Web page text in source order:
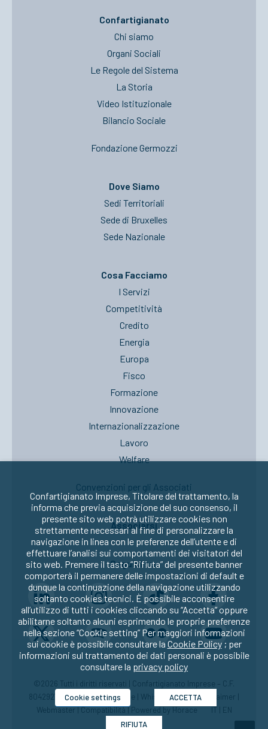
Confartigianato
Chi siamo
Organi Sociali
Le Regole del Sistema
La Storia
Video Istituzionale
Bilancio Sociale
Fondazione Germozzi
Dove Siamo
Sedi Territoriali
Sede di Bruxelles
Sede Nazionale
Cosa Facciamo
I Servizi
Competitività
Credito
Energia
Europa
Fisco
Formazione
Innovazione
Internazionalizzazione
Lavoro
Welfare
Convenzioni per gli Associati
Associarsi
Seguici su:
©2026 Tutti i diritti riservati | Confartigianato Imprese – C.F.
80429270582 |Privacy|Cookie Whistleblowing|Disclaimer
Webmaster|Compatibilità| Powered by Horace IT EN
Confartigianato Imprese, Titolare del trattamento, la
informa che previa acquisizione del suo consenso, il
presente sito web potrà utilizzare cookies non
strettamente necessari al fine di personalizzare la
navigazione in linea con le preferenze dell’utente e di
effettuare l’analisi sui comportamenti dei visitatori del
sito web. Premere il tasto “Rifiuta” del presente banner
comporterà il permanere delle impostazioni di default e
dunque la continuazione della navigazione utilizzando
soltanto cookies tecnici. È possibile acconsentire
all’utilizzo di tutti i cookies cliccando su “Accetta” oppure
abilitarne soltanto alcuni esprimendo le proprie preferenze
nella sezione “Cookie setting” Per maggiori informazioni
sui cookie è possibile consultare la Cookie Policy; per
informazioni sul trattamento dei dati personali è possibile
consultare la privacy policy
Cookie settings ACCETTA
RIFIUTA